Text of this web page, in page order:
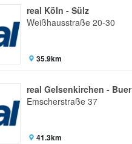
real Köln - Sülz
Weißhausstraße 20-30
35.9km
real Gelsenkirchen - Buer
Emscherstraße 37
41.3km